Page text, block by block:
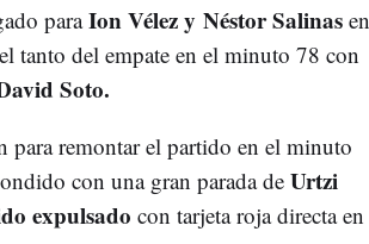
paraIon Vélez y Néstor Salinasen
tanto del empate en el minuto 78 con
Soto.
para remontar el partido en el minuto
con una gran parada deUrtzi
expulsado con tarjeta roja directa en